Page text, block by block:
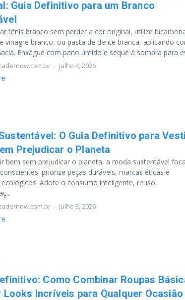
Guia Definitivo para um Branco
tênis branco sem perder a cor original, utilize
vinagre branco, ou pasta de dente branca, aplicando
Enxágue com pano úmido e seque à sombra para
julho 4, 2026
O Guia Definitivo para
Prejudicar o Planeta
bem sem prejudicar o planeta, a moda sustentável
priorize peças duráveis, marcas éticas e
Adote o consumo inteligente, reuso,
julho 3, 2026
Como Combinar Roupas
Looks Incríveis para Qualquer Ocasião